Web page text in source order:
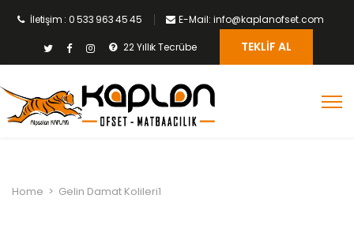
İletişim : 0 533 963 45 45 E-Mail: info@kaplanofset.com
22 Yıllık Tecrübe TEKLIF AL
Home > Gelin Damat Kolileri1